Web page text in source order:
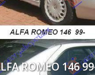
ROMEO 146